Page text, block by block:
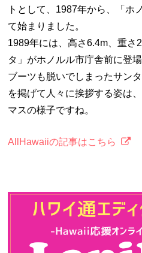
トとして、1987年から、「ホ
て始まりました。
1989年には、高さ6.4m、重さ
タ」がホノルル市庁舎前に登場
ブーツも脱いでしまったサン
を掲げて人々に挨拶する姿は
マスの様子ですね。
AllHawaiiの記事はこちら